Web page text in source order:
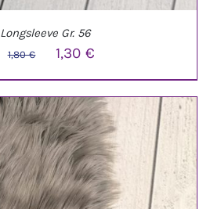
Longsleeve Gr. 56
1,80€
Ursprünglicher
Preis
war:
1,80 €
1,30€
Preis
ist:
1,30 €.